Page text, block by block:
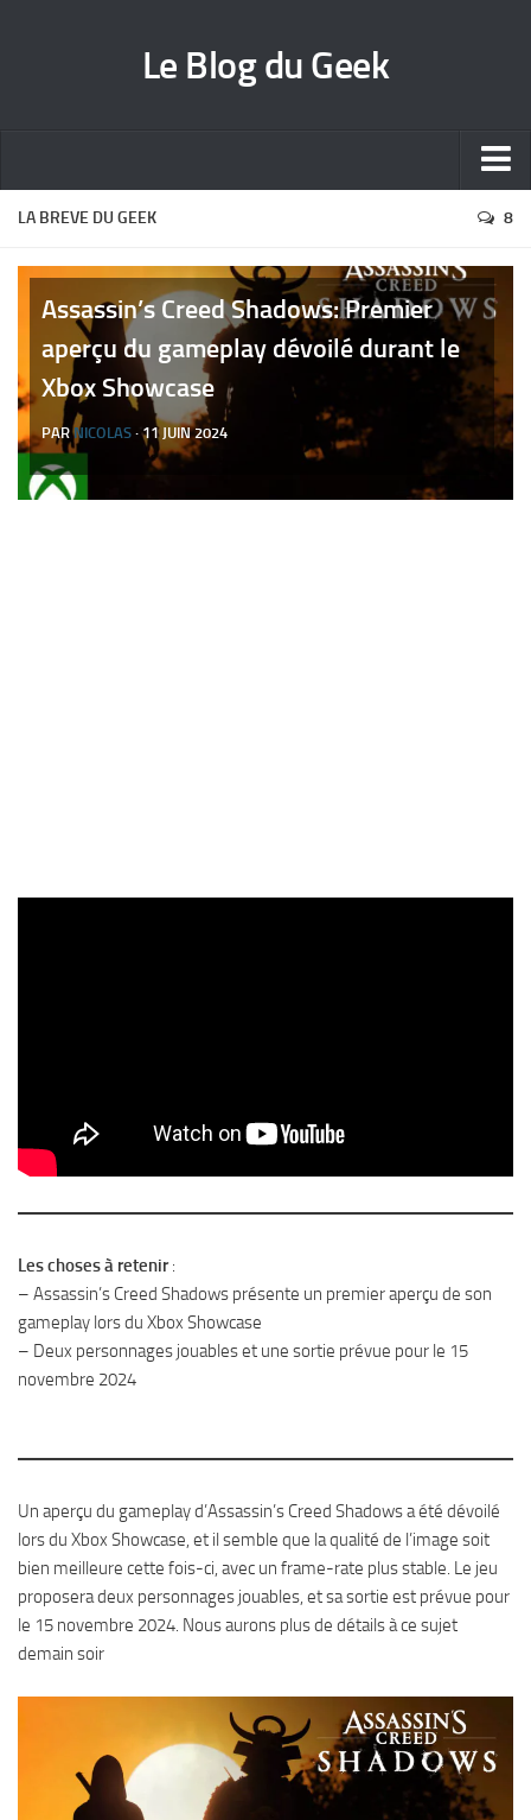
Le Blog du Geek
Blog jeux vidéo
Contact
LA BREVE DU GEEK 8
Assassin’s Creed Shadows: Premier
aperçu du gameplay dévoilé durant le
Xbox Showcase
PARNICOLAS · 11 JUIN 2024
Les choses à retenir:
– Assassin’s Creed Shadows présente un premier aperçu de son
gameplay lors du Xbox Showcase
– Deux personnages jouables et une sortie prévue pour le 15
novembre 2024
Un aperçu du gameplay d’Assassin’s Creed Shadows a été dévoilé
lors du Xbox Showcase, et il semble que la qualité de l’image soit
bien meilleure cette fois-ci, avec un frame-rate plus stable. Le jeu
proposera deux personnages jouables, et sa sortie est prévue pour
le 15 novembre 2024. Nous aurons plus de détails à ce sujet
demain soir